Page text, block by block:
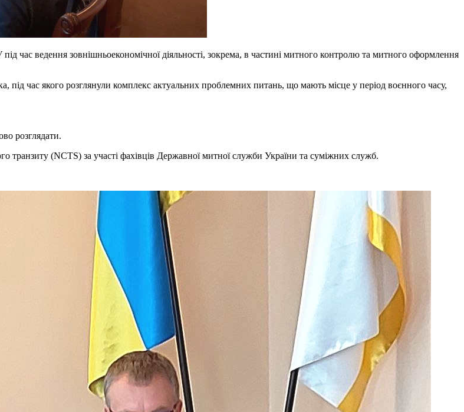
час ведення зовнішньоекономічної діяльності, зокрема, в частині митного контролю та митного оформлення
під час якого розглянули комплекс актуальних проблемних питань, що мають місце у період воєнного часу,
розглядати.
транзиту (NCTS) за участі фахівців Державної митної служби України та суміжних служб.